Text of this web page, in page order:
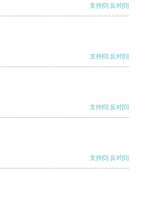
支持[0] 反对[0]
支持[0] 反对[0]
支持[0] 反对[0]
支持[0] 反对[0]